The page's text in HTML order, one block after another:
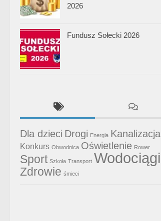
2026
Fundusz Sołecki 2026
Dla dzieci Drogi Energia Kanalizacja
Konkurs Obwodnica Oświetlenie Rower
Sport Szkoła Transport Wodociągi
Zdrowie śmieci